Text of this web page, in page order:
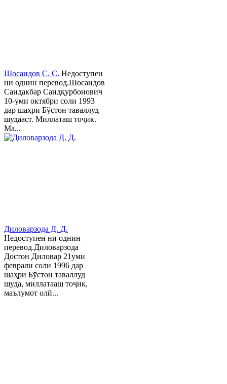
Шосаидов С. С. Недоступен
ни однин перевод.Шосаидов
Саидакбар Саидқурбонович
10-уми октябри соли 1993
дар шаҳри Бўстон таваллуд
шудааст. Миллаташ тоҷик.
Ма...
Диловарзода Д. Д.
Недоступен ни однин
перевод.Диловарзода
Достон Диловар 21уми
феврали соли 1996 дар
шаҳри Бӯстон таваллуд
шуда, миллатааш тоҷик,
маълумот олӣ...